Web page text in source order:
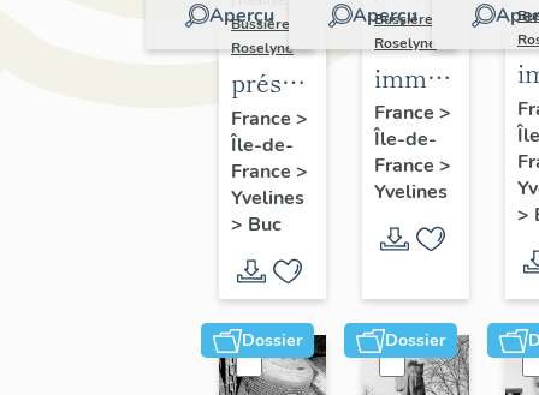
Aperçu
Bussière
Roselyne
présentation
de la
commune
de Buc
France >
Île-de-
France >
Yvelines
> Buc
Aperçu
Bussière
Roselyne
immeubles,
maisons,
fermes
France >
Île-de-
France >
Yvelines
>
Dossier Dossier